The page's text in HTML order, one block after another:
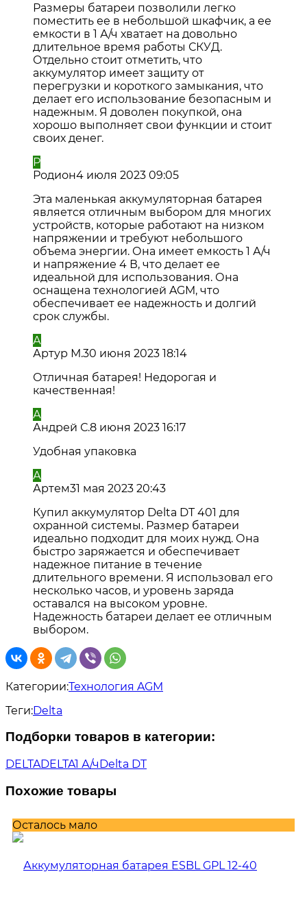
Размеры батареи позволили легко
поместить ее в небольшой шкафчик, а ее
емкости в 1 А/ч хватает на довольно
длительное время работы СКУД.
Отдельно стоит отметить, что
аккумулятор имеет защиту от
перегрузки и короткого замыкания, что
делает его использование безопасным и
надежным. Я доволен покупкой, она
хорошо выполняет свои функции и стоит
своих денег.
Р
Родион4 июля 2023 09:05
Эта маленькая аккумуляторная батарея
является отличным выбором для многих
устройств, которые работают на низком
напряжении и требуют небольшого
объема энергии. Она имеет емкость 1 А/ч
и напряжение 4 В, что делает ее
идеальной для использования. Она
оснащена технологией AGM, что
обеспечивает ее надежность и долгий
срок службы.
А
Артур М.30 июня 2023 18:14
Отличная батарея! Недорогая и
качественная!
А
Андрей С.8 июня 2023 16:17
Удобная упаковка
А
Артем31 мая 2023 20:43
Купил аккумулятор Delta DT 401 для
охранной системы. Размер батареи
идеально подходит для моих нужд. Она
быстро заряжается и обеспечивает
надежное питание в течение
длительного времени. Я использовал его
несколько часов, и уровень заряда
оставался на высоком уровне.
Надежность батареи делает ее отличным
выбором.
Категории:Технология AGM
Теги:Delta
Подборки товаров в категории:
DELTADELTA1 А/чDelta DT
Похожие товары
Осталось мало